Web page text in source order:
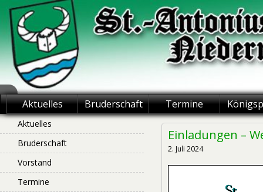
Skip
content
St.-Antonius
Schützenbruderschaft
Niederntudorf
Aktuelles Bruderschaft Termine
Einladungen –
2. Juli 2024
Aktuelles
Bruderschaft
Vorstand
Termine